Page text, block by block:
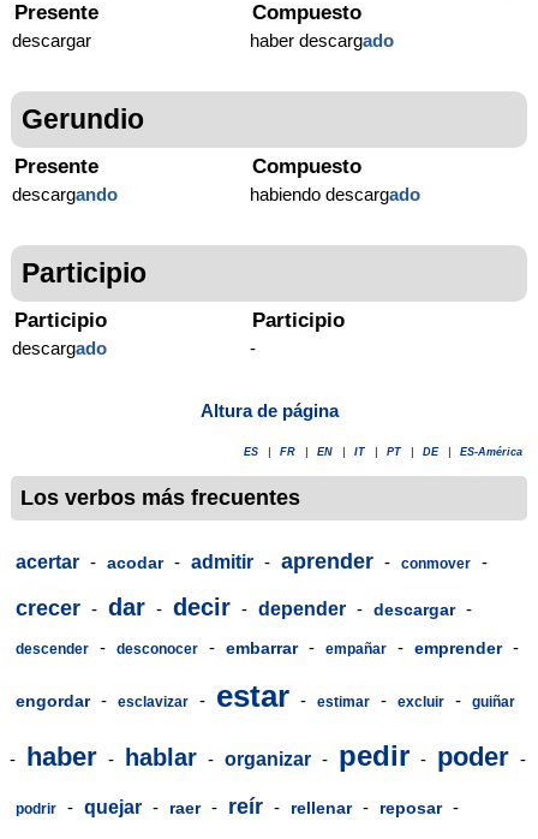
Presente
descargar
Compuesto
haber descargado
Gerundio
Presente
descargando
Compuesto
habiendo descargado
Participio
Participio
descargado
Participio
-
Altura de página
ES FR EN IT PT DE ES-América
Los verbos más frecuentes
acertar - acodar - admitir - aprender - conmover -
crecer - dar - decir - depender - descargar -
descender - desconocer - embarrar - empañar - emprender -
engordar - esclavizar - estar - estimar - excluir - guiñar
- haber - hablar - organizar - pedir - poder -
podrir - quejar - raer - reír - rellenar - reposar -